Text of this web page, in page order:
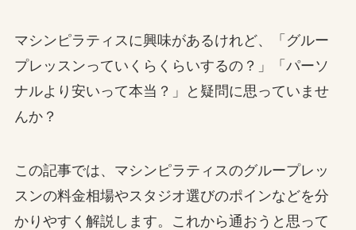
マシンピラティスに興味があるけれど、「グルー
プレッスンっていくらくらいするの？」「パーソ
ナルより安いって本当？」と疑問に思っていませ
んか？
この記事では、マシンピラティスのグループレッ
スンの料金相場やスタジオ選びのポインなどを分
かりやすく解説します。これから通おうと思って